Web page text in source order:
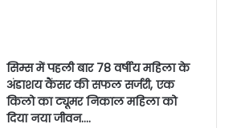
सिम्स में पहली बार 78 वर्षीय महिला के
अंडाशय कैंसर की सफल सर्जरी, एक
किलो का ट्यूमर निकाल महिला को
दिया नया जीवन….